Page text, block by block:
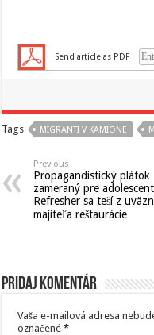
Send article as PDF
Tags MIGRANTI V KAMIONE
Previous
Propagandistický plátok
zameraný pre
Refresher sa teší z
majiteľa reštaurácie
Pridaj komentár
Vaša e-mailová adresa
označené*